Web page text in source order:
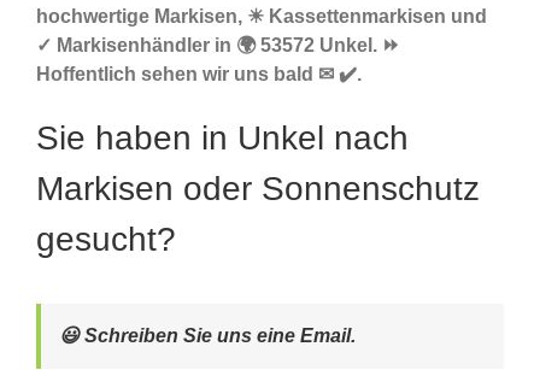
hochwertige Markisen, ☀ Kassettenmarkisen und
✓ Markisenhändler in 🌍 53572 Unkel. ⏩
Hoffentlich sehen wir uns bald ✉ ✔️.
Sie haben in Unkel nach
Markisen oder Sonnenschutz
gesucht?
😃 Schreiben Sie uns eine Email.